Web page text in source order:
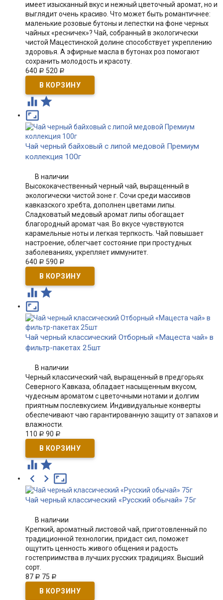
имеет изысканный вкус и нежный цветочный аромат, но и
выглядит очень красиво. Что может быть романтичнее:
маленькие розовые бутоны и лепестки на фоне черных
чайных «ресничек»? Чай, собранный в экологически
чистой Мацестинской долине способствует укреплению
здоровья. А эфирные масла в бутонах роз помогают
сохранить молодость и красоту.
640 Р 520 Р
 

Чай черный байховый с липой медовой Премиум
коллекция 100г
В наличии
Высококачественный черный чай, выращенный в
экологически чистой зоне г. Сочи среди массивов
кавказского хребта, дополнен цветами липы.
Сладковатый медовый аромат липы обогащает
благородный аромат чая. Во вкусе чувствуются
карамельные ноты и легкая терпкость. Чай повышает
настроение, облегчает состояние при простудных
заболеваниях, укрепляет иммунитет.
640 Р 590 Р
 

Чай черный классический Отборный «Мацеста чай» в
фильтр-пакетах 25шт
В наличии
Черный классический чай, выращенный в предгорьях
Северного Кавказа, обладает насыщенным вкусом,
чудесным ароматом с цветочными нотами и долгим
приятным послевкусием. Индивидуальные конверты
обеспечивают чаю гарантированную защиту от запахов и
влажности.
110 Р 90 Р
 

 
Чай черный классический «Русский обычай» 75г
В наличии
Крепкий, ароматный листовой чай, приготовленный по
традиционной технологии, придаст сил, поможет
ощутить ценность живого общения и радость
гостеприимства в лучших русских традициях. Высший
сорт.​
87 Р 75 Р